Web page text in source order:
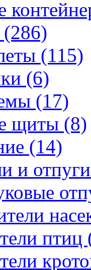
(286)
(115)
(6)
(17)
щиты (8)
(14)
и
птиц